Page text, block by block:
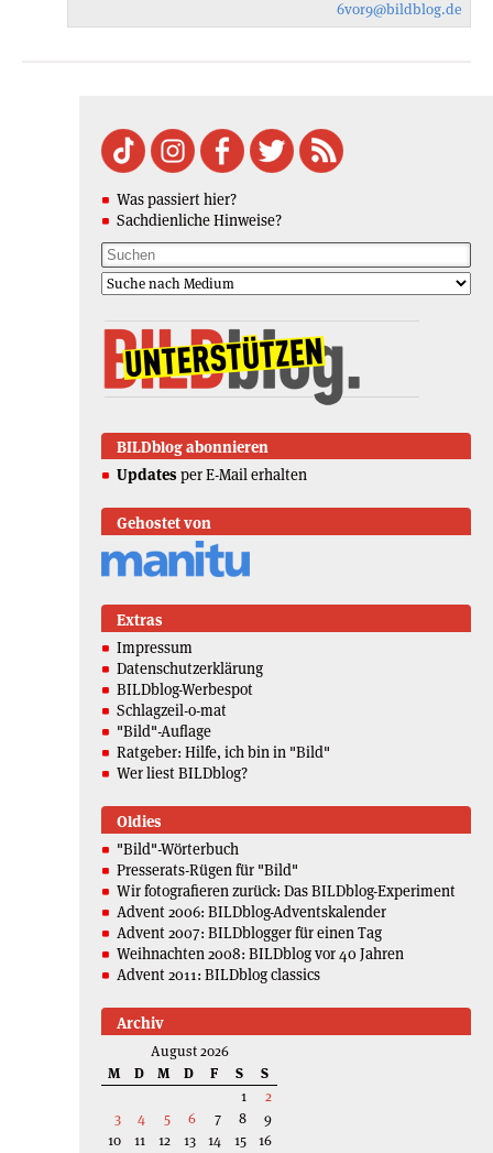
6vor9@bildblog.de
Was passiert hier?
Sachdienliche Hinweise?
BILDblog abonnieren
Updates per E-Mail erhalten
Gehostet von
Extras
Impressum
Datenschutzerklärung
BILDblog-Werbespot
Schlagzeil-o-mat
"Bild"-Auflage
Ratgeber: Hilfe, ich bin in "Bild"
Wer liest BILDblog?
Oldies
"Bild"-Wörterbuch
Presserats-Rügen für "Bild"
Wir fotografieren zurück: Das BILDblog-Experiment
Advent 2006: BILDblog-Adventskalender
Advent 2007: BILDblogger für einen Tag
Weihnachten 2008: BILDblog vor 40 Jahren
Advent 2011: BILDblog classics
Archiv
August 2026
M
D M D F S
S
1
2
3
4 5 6 7 8
9
10
11 12 13 14 15
16